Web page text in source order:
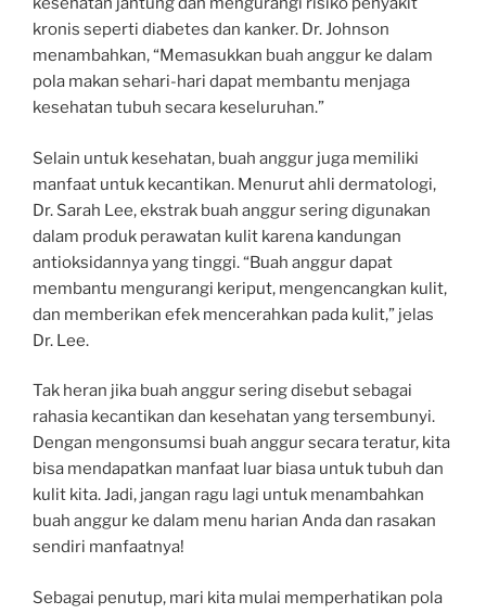
kronis seperti diabetes dan kanker. Dr. Johnson
menambahkan, “Memasukkan buah anggur ke dalam
pola makan sehari-hari dapat membantu menjaga
kesehatan tubuh secara keseluruhan.”
Selain untuk kesehatan, buah anggur juga memiliki
manfaat untuk kecantikan. Menurut ahli dermatologi,
Dr. Sarah Lee, ekstrak buah anggur sering digunakan
dalam produk perawatan kulit karena kandungan
antioksidannya yang tinggi. “Buah anggur dapat
membantu mengurangi keriput, mengencangkan kulit,
dan memberikan efek mencerahkan pada kulit,” jelas
Dr. Lee.
Tak heran jika buah anggur sering disebut sebagai
rahasia kecantikan dan kesehatan yang tersembunyi.
Dengan mengonsumsi buah anggur secara teratur, kita
bisa mendapatkan manfaat luar biasa untuk tubuh dan
kulit kita. Jadi, jangan ragu lagi untuk menambahkan
buah anggur ke dalam menu harian Anda dan rasakan
sendiri manfaatnya!
Sebagai penutup, mari kita mulai memperhatikan pola